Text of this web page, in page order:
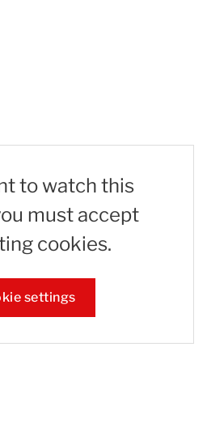
to watch this
must accept
cookies.
settings